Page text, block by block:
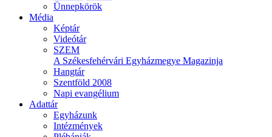
Ünnepkörök
Média
Képtár
Videótár
SZEM
A Székesfehérvári Egyházmegye Magazinja
Hangtár
Szentföld 2008
Napi evangélium
Adattár
Egyházunk
Intézmények